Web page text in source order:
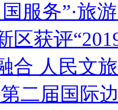
服务”·旅
区获评
合 人民文
二届国际